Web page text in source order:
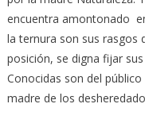
encuentra amontonado
la ternura son sus rasgos
posición, se digna fijar
Conocidas son del
madre de los